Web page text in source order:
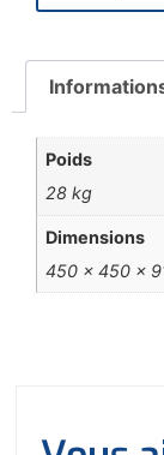
Poids
28 kg
Dimensions
450 × 450 ×